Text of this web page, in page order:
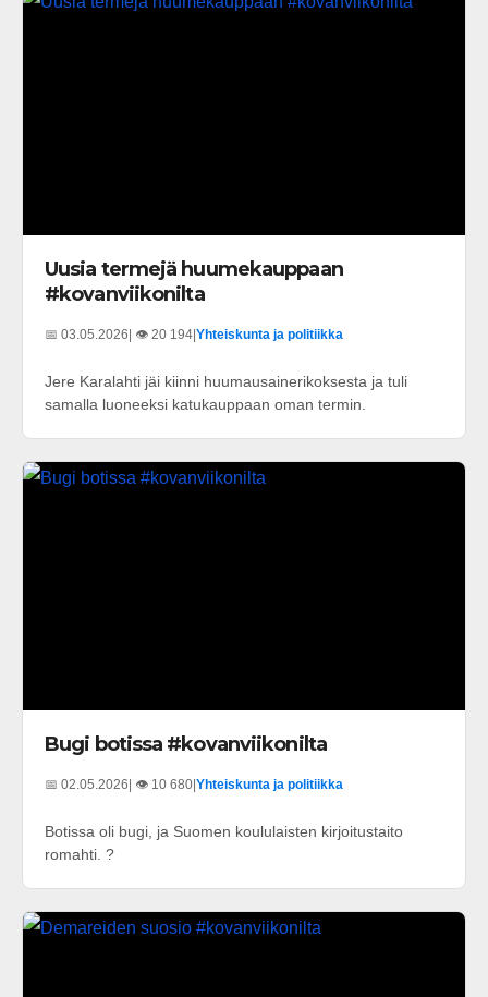
Uusia termejä huumekauppaan
#kovanviikonilta
📅 03.05.2026| 👁️ 20 194|Yhteiskunta ja politiikka
Jere Karalahti jäi kiinni huumausainerikoksesta ja tuli
samalla luoneeksi katukauppaan oman termin.
Bugi botissa #kovanviikonilta
📅 02.05.2026 | 👁️ 10 680 Yhteiskunta ja politiikka
Botissa oli bugi, ja Suomen koululaisten kirjoitustaito
romahti. ?